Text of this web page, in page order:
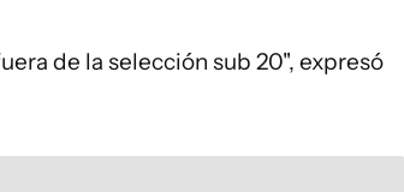
de la selección sub 20", expresó